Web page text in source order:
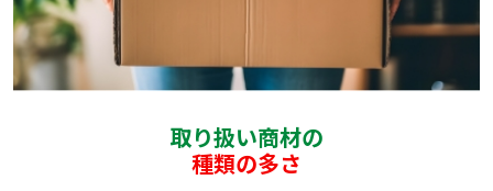
取り扱い商材の
種類の多さ